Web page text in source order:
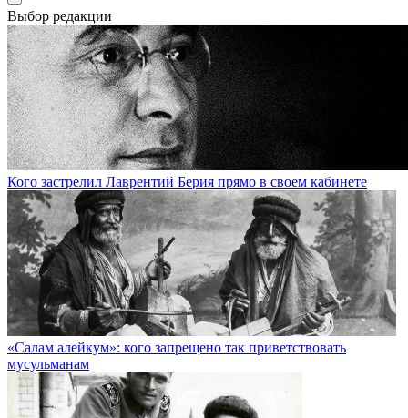
Выбор редакции
Кого застрелил Лаврентий Берия прямо в своем кабинете
«Салам алейкум»: кого запрещено так приветствовать
мусульманам